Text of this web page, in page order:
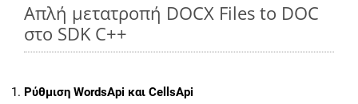
Απλή μετατροπή DOCX Files to DOC
στο SDK C++
Ρύθμιση WordsApi και CellsApi